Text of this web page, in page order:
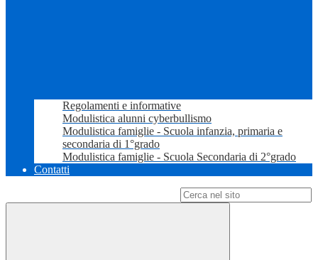
Regolamenti e informative
Modulistica alunni cyberbullismo
Modulistica famiglie - Scuola infanzia, primaria e
secondaria di 1°grado
Modulistica famiglie - Scuola Secondaria di 2°grado
Contatti